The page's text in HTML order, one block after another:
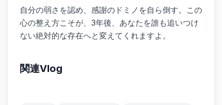
自分の弱さを認め、感謝のドミノを自ら倒す。この
心の整え方こそが、3年後、あなたを誰も追いつけ
ない絶対的な存在へと変えてくれますよ。
関連Vlog